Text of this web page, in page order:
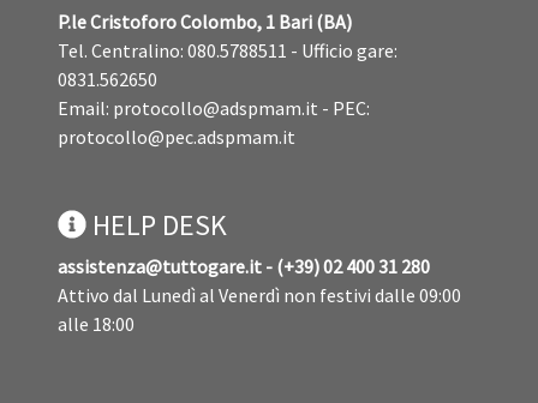
P.le Cristoforo Colombo, 1 Bari (BA)
Tel. Centralino: 080.5788511 - Ufficio gare:
0831.562650
Email: protocollo@adspmam.it - PEC:
protocollo@pec.adspmam.it
HELP DESK
assistenza@tuttogare.it - (+39) 02 400 31 280
Attivo dal Lunedì al Venerdì non festivi dalle 09:00
alle 18:00